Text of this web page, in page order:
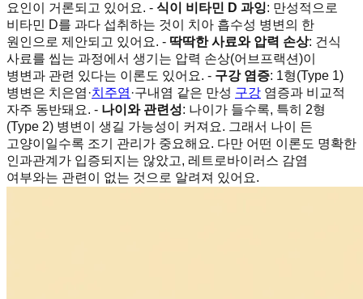
요인이 거론되고 있어요. - 식이 비타민 D 과잉: 만성적으로
비타민 D를 과다 섭취하는 것이 치아 흡수성 병변의 한
원인으로 제안되고 있어요. - 딱딱한 사료와 압력 손상: 건식
사료를 씹는 과정에서 생기는 압력 손상(어브프랙션)이
병변과 관련 있다는 이론도 있어요. - 구강 염증: 1형(Type 1)
병변은 치은염·치주염 ·구내염 같은 만성 구강 염증과 비교적
자주 동반돼요. - 나이와 관련성: 나이가 들수록, 특히 2형
(Type 2) 병변이 생길 가능성이 커져요. 그래서 나이 든
고양이일수록 조기 관리가 중요해요. 다만 어떤 이론도 명확한
인과관계가 입증되지는 않았고, 레트로바이러스 감염
여부와는 관련이 없는 것으로 알려져 있어요.